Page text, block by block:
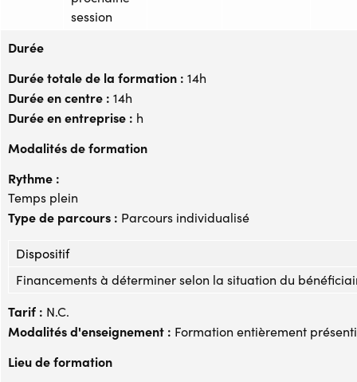
session
Durée
Durée totale de la formation : 14h
Durée en centre : 14h
Durée en entreprise : h
Modalités de formation
Rythme :
Temps plein
Type de parcours : Parcours individualisé
Dispositif
Financements à déterminer selon la situation du
Tarif : N.C.
Modalités d'enseignement : Formation entièrement
Lieu de formation